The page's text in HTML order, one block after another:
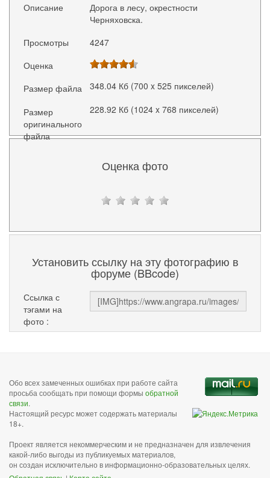
Описание
Дорога в лесу, окрестности
Черняховска.
Просмотры
4247
Оценка
Размер файла
348.04 Кб (700 x 525 пикселей)
Размер
оригинального
файла
228.92 Кб (1024 x 768 пикселей)
Оценка фото
Установить ссылку на эту фотографию в
форуме (BBcode)
Ссылка с
тэгами на
фото :
Обо всех замеченных ошибках при работе сайта
просьба сообщать при помощи формы обратной
связи.
Настоящий ресурс может содержать материалы
18+.
Проект является некоммерческим и не предназначен для извлечения
какой-либо выгоды из публикуемых материалов,
он создан исключительно в информационно-образовательных целях.